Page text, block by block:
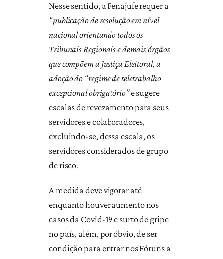
Nesse sentido, a Fenajufe requer a
“publicação de resolução em nível
nacional orientando todos os
Tribunais Regionais e demais órgãos
que compõem a Justiça Eleitoral, a
adoção do “regime de teletrabalho
excepcional obrigatório”e sugere
escalas de revezamento para seus
servidores e colaboradores,
excluindo-se, dessa escala, os
servidores considerados de grupo
de risco.
A medida deve vigorar até
enquanto houver aumento nos
casos da Covid-19 e surto de gripe
no país, além, por óbvio, de ser
condição para entrar nos Fóruns a